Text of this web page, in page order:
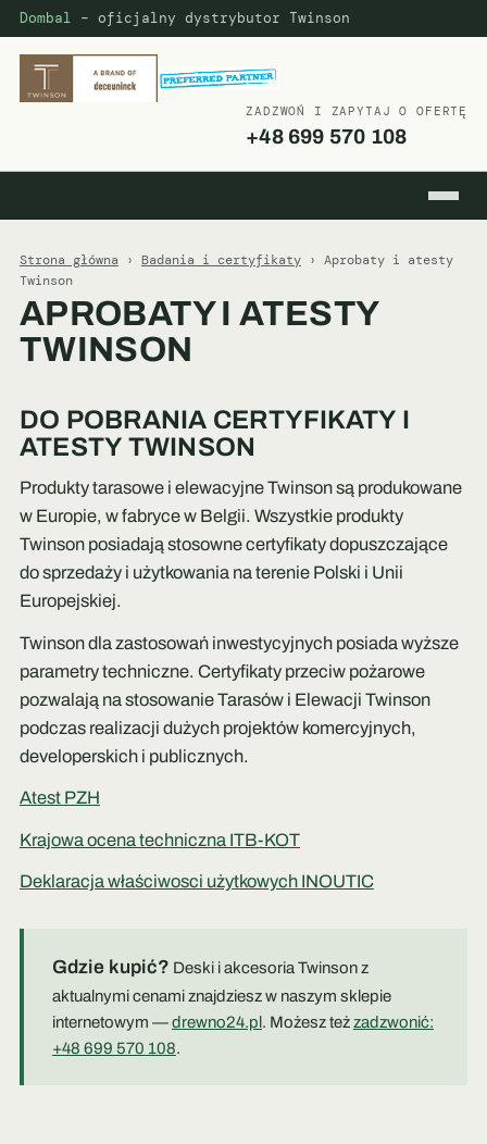
Dombal – oficjalny dystrybutor Twinson
ZADZWOŃ I ZAPYTAJ O OFERTĘ
+48 699 570 108
Strona główna › Badania i certyfikaty› Aprobaty i atesty
Twinson
APROBATY I ATESTY
TWINSON
DO POBRANIA CERTYFIKATY I
ATESTY TWINSON
Produkty tarasowe i elewacyjne Twinson są produkowane
w Europie, w fabryce w Belgii. Wszystkie produkty
Twinson posiadają stosowne certyfikaty dopuszczające
do sprzedaży i użytkowania na terenie Polski i Unii
Europejskiej.
Twinson dla zastosowań inwestycyjnych posiada wyższe
parametry techniczne. Certyfikaty przeciw pożarowe
pozwalają na stosowanie Tarasów i Elewacji Twinson
podczas realizacji dużych projektów komercyjnych,
developerskich i publicznych.
Atest PZH
Krajowa ocena techniczna ITB-KOT
Deklaracja właściwosci użytkowych INOUTIC
Gdzie kupić? Deski i akcesoria Twinson z
aktualnymi cenami znajdziesz w naszym sklepie
internetowym —drewno24.pl. Możesz teżzadzwonić:
+48 699 570 108.